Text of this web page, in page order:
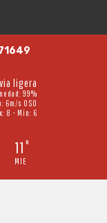
ligera
99%
6m/s OSO
8 • Mín: 6
11 °
MIE